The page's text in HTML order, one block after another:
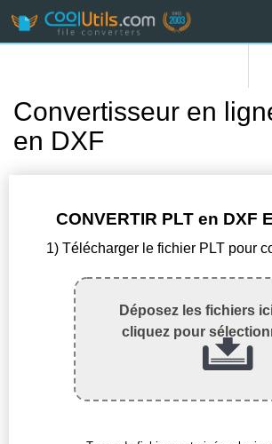
Convertisseur en
en DXF
CONVERTIR PLT en DXF
1) Télécharger le fichier PLT pour
Déposez les fichiers
cliquez pour